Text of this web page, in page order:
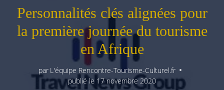
Personnalités clés alignées pour
la première journée du tourisme
en Afrique
par L'équipe Rencontre-Tourisme-Culturel.fr
publié le 17 novembre 2020